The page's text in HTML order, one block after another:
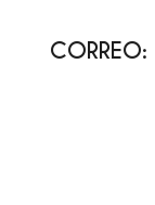
CORREO: